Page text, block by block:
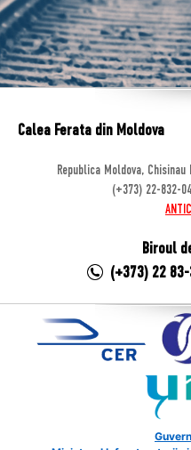
Calea Ferata din Moldova
Republica Moldova,
(+373) 22-832-
Biroul
(+373) 22 83-